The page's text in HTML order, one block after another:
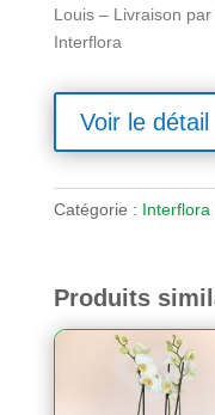
Louis – Livraison
Interflora
Voir le détail
Catégorie : Interflora
Produits